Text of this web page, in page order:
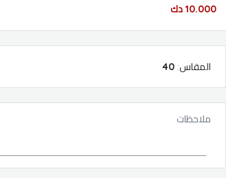
10.000 دك
المقاس:
40
ملاحظات